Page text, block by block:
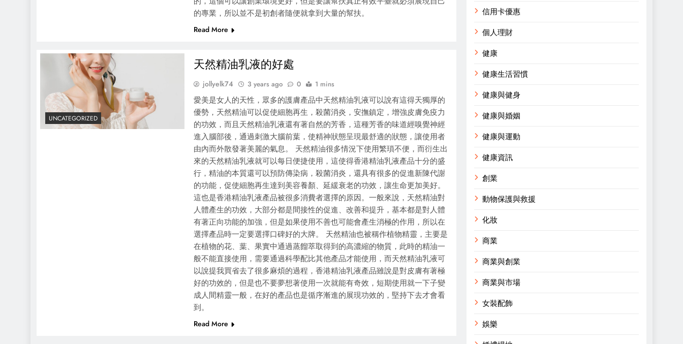
的專業，所以並不是初創者隨便就拿到大量的幫扶。
Read More
UNCATEGORIZED
天然精油乳液的好處
jollyelk74 3 years ago 0 1 mins
愛美是女人的天性，眾多的護膚產品中天然精油乳液可以說有這得天獨厚的
優勢，天然精油可以促使細胞再生，殺菌消炎，安撫鎮定，增強皮膚免疫力
的功效，而且天然精油乳液還有著自然的芳香，這種芳香的味道經嗅覺神經
進入腦部後，通過刺激大腦前葉，使精神狀態呈現最舒適的狀態，讓使用者
由內而外散發著美麗的氣息。 天然精油很多情況下使用繁瑣不便，而衍生出
來的天然精油乳液就可以每日便捷使用，這使得香港精油乳液產品十分的盛
行，精油的本質還可以預防傳染病，殺菌消炎，還具有很多的促進新陳代謝
的功能，促使細胞再生達到美容養顏、延緩衰老的功效，讓生命更加美好。
這也是香港精油乳液產品被很多消費者選擇的原因。一般來說，天然精油對
人體產生的功效，大部分都是間接性的促進、改善和提升，基本都是對人體
有著正向功能的加強，但是如果使用不善也可能會產生消極的作用，所以在
選擇產品時一定要選擇口碑好的大牌。 天然精油也被稱作植物精靈，主要是
在植物的花、葉、果實中通過蒸餾萃取得到的高濃縮的物質，此時的精油一
般不能直接使用，需要通過科學配比其他產品才能使用，而天然精油乳液可
以說提我買省去了很多麻煩的過程，香港精油乳液產品雖說是對皮膚有著極
好的功效的，但是也不要夢想著使用一次就能有奇效，短期使用就一下子變
成人間精靈一般，在好的產品也是循序漸進的展現功效的，堅持下去才會看
到。
Read More
信用卡優惠
個人理財
健康
健康生活習慣
健康與健身
健康與婚姻
健康與運動
健康資訊
創業
動物保護與救援
化妝
商業
商業與創業
商業與市場
女裝配飾
娛樂